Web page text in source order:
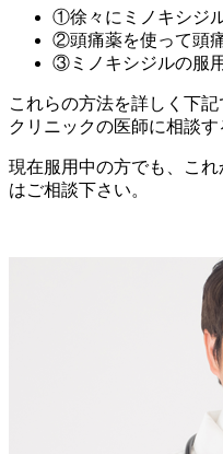
①徐々にミノキシジ
②頭痛薬を使って頭
③ミノキシジルの服
これらの方法を詳しく下
クリニックの医師に相談
現在服用中の方でも、こ
はご相談下さい。